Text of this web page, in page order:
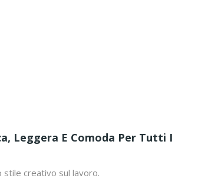
Leggera E Comoda Per Tutti I
stile creativo sul lavoro.